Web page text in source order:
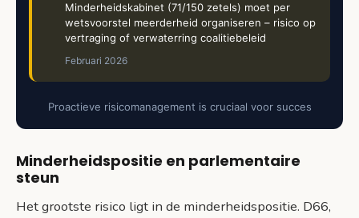
Minderheidskabinet (71/150 zetels) moet per
wetsvoorstel meerderheid organiseren – risico op
vertraging of verwaterring coalitiebeleid
Februari 2026
Proactieve risicomanagement is cruciaal voor succes
Minderheidspositie en parlementaire
steun
Het grootste risico ligt in de minderheidspositie. D66,